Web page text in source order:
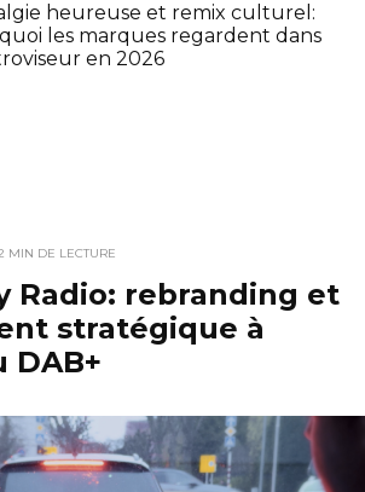
heureuse et remix culturel:
les marques regardent dans
en 2026
MIN DE LECTURE
Radio: rebranding et
stratégique à
DAB+